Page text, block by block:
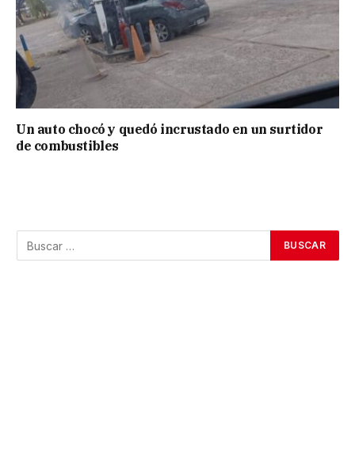
Un auto chocó y quedó incrustado en un surtidor
de combustibles